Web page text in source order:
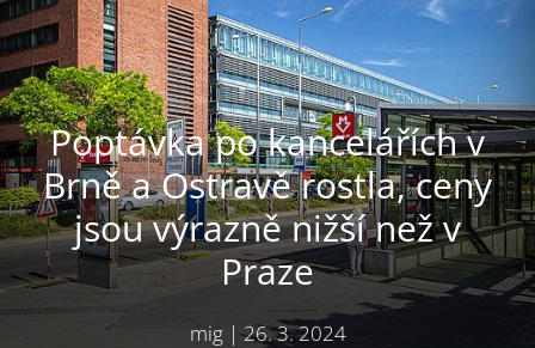
Poptávka po kancelářích v
Brně a Ostravě rostla, ceny
jsou výrazně nižší než v
Praze
mig|26. 3. 2024